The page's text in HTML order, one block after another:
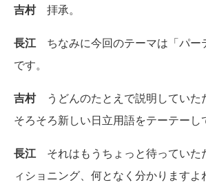
吉村拝承。
長江ちなみに今回のテーマは「パー
です。
吉村うどんのたとえで説明していた
そろそろ新しい日立用語をテーテーし
長江それはもうちょっと待っていた
ィショニング、何となく分かりますよ